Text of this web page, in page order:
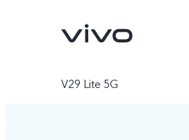
V29 Lite 5G